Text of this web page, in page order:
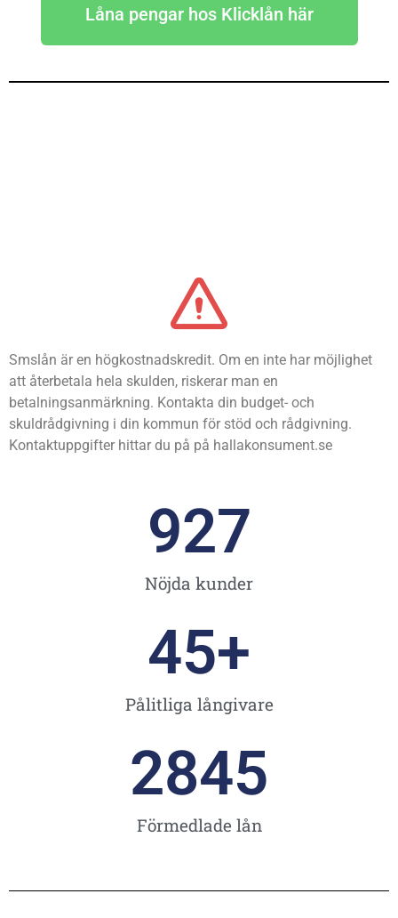
Låna pengar hos Klicklån här
Smslån är en högkostnadskredit. Om en inte har möjlighet
att återbetala hela skulden, riskerar man en
betalningsanmärkning. Kontakta din budget- och
skuldrådgivning i din kommun för stöd och rådgivning.
Kontaktuppgifter hittar du på på hallakonsument.se
Nöjda kunder
927
Pålitliga långivare
45+
Förmedlade lån
2845